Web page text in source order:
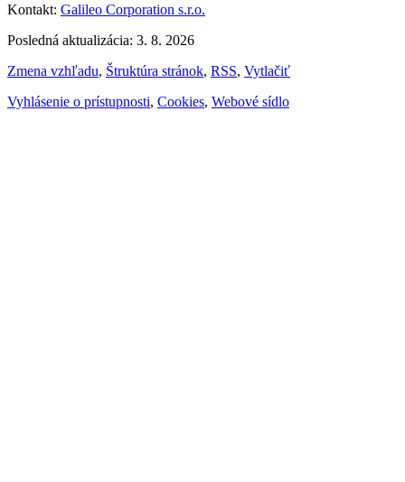
Kontakt: Galileo Corporation s.r.o.
Posledná aktualizácia: 3. 8. 2026
Zmena vzhľadu, Štruktúra stránok, RSS, Vytlačiť
Vyhlásenie o prístupnosti, Cookies, Webové sídlo